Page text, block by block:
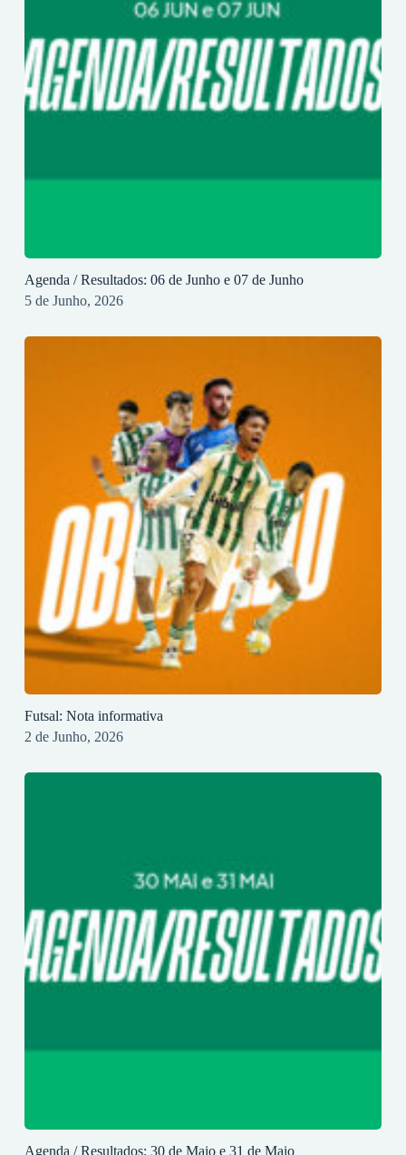
Agenda / Resultados: 06 de Junho e 07 de Junho
5 de Junho, 2026
Futsal: Nota informativa
2 de Junho, 2026
Agenda / Resultados: 30 de Maio e 31 de Maio